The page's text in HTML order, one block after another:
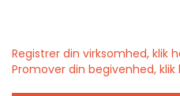
Registrer din virksomhed, klik
Promover din begivenhed, klik